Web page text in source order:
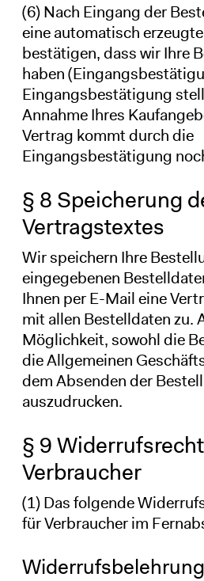
(6) Nach Eingang der
eine automatisch
bestätigen, dass wir Ihre
haben
Eingangsbestätigung
Annahme Ihres
Vertrag kommt durch die
Eingangsbestätigung
§ 8 Speicherung
Vertragstextes
Wir speichern Ihre
eingegebenen
Ihnen per E-Mail eine
mit allen Bestelldaten zu.
Möglichkeit, sowohl die
die Allgemeinen
dem Absenden der
auszudrucken.
§ 9
Verbraucher
(1) Das folgende
für Verbraucher im
Widerrufsbelehrung